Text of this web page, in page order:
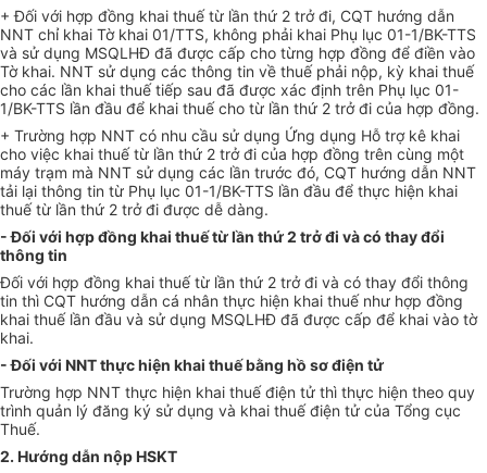
+ Đối với hợp đồng khai thuế từ lần thứ 2 trở đi, CQT hướng dẫn
NNT chỉ khai Tờ khai 01/TTS, không phải khai Phụ lục 01-1/BK-TTS
và sử dụng MSQLHĐ đã được cấp cho từng hợp đồng để điền vào
Tờ khai. NNT sử dụng các thông tin về thuế phải nộp, kỳ khai thuế
cho các lần khai thuế tiếp sau đã được xác định trên Phụ lục 01-
1/BK-TTS lần đầu để khai thuế cho từ lần thứ 2 trở đi của hợp đồng.
+ Trường hợp NNT có nhu cầu sử dụng Ứng dụng Hỗ trợ kê khai
cho việc khai thuế từ lần thứ 2 trở đi của hợp đồng trên cùng một
máy trạm mà NNT sử dụng các lần trước đó, CQT hướng dẫn NNT
tải lại thông tin từ Phụ lục 01-1/BK-TTS lần đầu để thực hiện khai
thuế từ lần thứ 2 trở đi được dễ dàng.
- Đối với hợp đồng khai thuế từ lần thứ 2 trở đi và có thay đổi
thông tin
Đối với hợp đồng khai thuế từ lần thứ 2 trở đi và có thay đổi thông
tin thì CQT hướng dẫn cá nhân thực hiện khai thuế như hợp đồng
khai thuế lần đầu và sử dụng MSQLHĐ đã được cấp để khai vào tờ
khai.
- Đối với NNT thực hiện khai thuế bằng hồ sơ điện tử
Trường hợp NNT thực hiện khai thuế điện tử thì thực hiện theo quy
trình quản lý đăng ký sử dụng và khai thuế điện tử của Tổng cục
Thuế.
2. Hướng dẫn nộp HSKT